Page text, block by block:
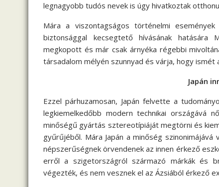
legnagyobb tudós nevek is úgy hivatkoztak
Mára a viszontagságos történelmi
biztonsággal kecsegtető hívásának hatására
megkopott és már csak árnyéka régebbi
társadalom mélyén szunnyad és várja, hogy ismét
Japán
Ezzel párhuzamosan, Japán felvette a
legkiemelkedőbb modern technikai országává
minőségű gyártás sztereotípiáját megtörni és
gyűrűjéből. Mára Japán a minőség
népszerűségnek örvendenek az innen érkező
erről a szigetországról származó márkák és
végezték, és nem vesznek el az Ázsiából érkező